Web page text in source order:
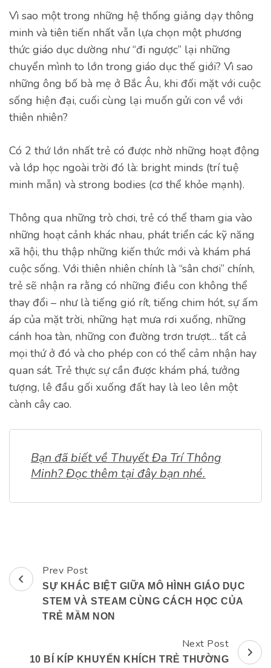
Vì sao một trong những hệ thống giảng dạy thông
minh và tiên tiến nhất vẫn lựa chọn một phương
thức giáo dục dường như “đi ngược” lại những
chuyển mình to lớn trong giáo dục thế giới? Vì sao
những ông bố bà mẹ ở Bắc Âu, khi đối mặt với cuộc
sống hiện đại, cuối cùng lại muốn gửi con về với
thiên nhiên?
Có 2 thứ lớn nhất trẻ có được nhờ những hoạt động
và lớp học ngoài trời đó là: bright minds (trí tuệ
minh mẫn) và strong bodies (cơ thể khỏe mạnh).
Thông qua những trò chơi, trẻ có thể tham gia vào
những hoạt cảnh khác nhau, phát triển các kỹ năng
xã hội, thu thập những kiến thức mới và khám phá
cuộc sống. Với thiên nhiên chính là “sân chơi” chính,
trẻ sẽ nhận ra rằng có những điều con không thể
thay đổi – như là tiếng gió rít, tiếng chim hót, sự ấm
áp của mặt trời, những hạt mưa rơi xuống, những
cánh hoa tàn, những con đường trơn trượt… tất cả
mọi thứ ở đó và cho phép con có thể cảm nhận hay
quan sát. Trẻ thực sự cần được khám phá, tưởng
tượng, lê đầu gối xuống đất hay là leo lên một
cành cây cao.
Bạn đã biết về Thuyết Đa Trí Thông
Minh? Đọc thêm tại đây bạn nhé.
Post
Navigation
Prev Post
SỰ KHÁC BIỆT GIỮA MÔ HÌNH GIÁO DỤC
STEM VÀ STEAM CÙNG CÁCH HỌC CỦA
TRẺ MẦM NON
Next Post
10 BÍ KÍP KHUYẾN KHÍCH TRẺ THƯỜNG